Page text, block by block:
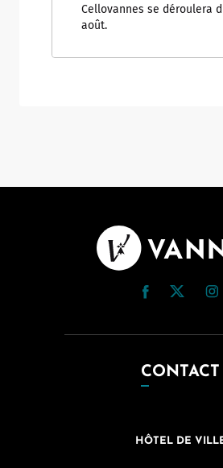
Cellovannes se déroulera
août.
CONTACT
HÔTEL DE